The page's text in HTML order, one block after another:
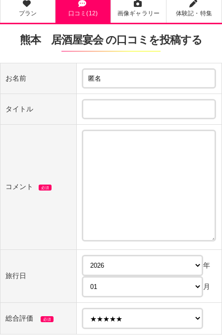
プラン 口コミ(12) 画像ギャラリー 体験記・特集
熊本 居酒屋宴会 の口コミを投稿する
お名前
タイトル
コメント 必須
旅行日
年
月
総合評価 必須